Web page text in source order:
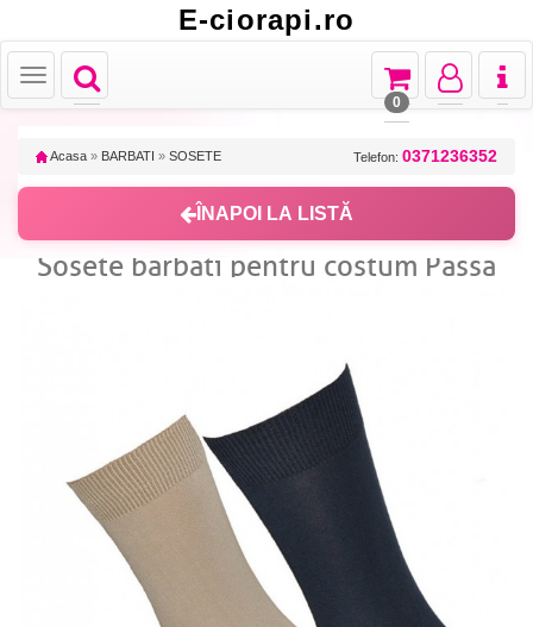
E-ciorapi.ro
Toggle
navigation
Toggle
Toggle
navigation
Toggle
navigation
Toggle
navigation
0
Acasa » BARBATI » SOSETE Telefon: 0371236352
ÎNAPOI LA LISTĂ
Sosete barbati pentru costum Passa